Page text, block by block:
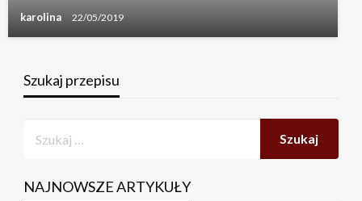
karolina 22/05/2019
Szukaj przepisu
NAJNOWSZE ARTYKUŁY